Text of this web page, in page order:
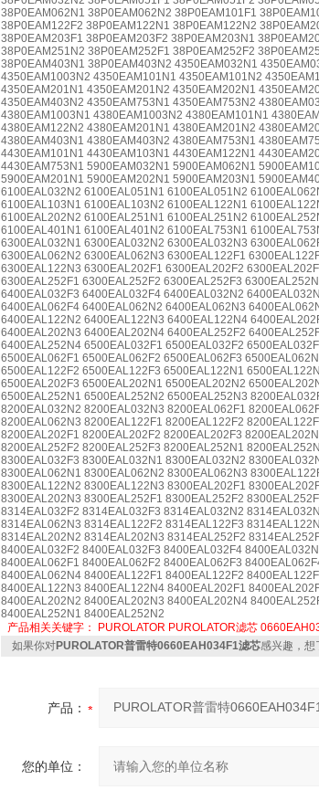
38P0EAM062N1 38P0EAM062N2 38P0EAM101F1
38P0EAM122F2 38P0EAM122N1 38P0EAM122N2
38P0EAM203F1 38P0EAM203F2 38P0EAM203N1
38P0EAM251N2 38P0EAM252F1 38P0EAM252F2
38P0EAM403N1 38P0EAM403N2 4350EAM032N1
4350EAM1003N2 4350EAM101N1 4350EAM101N2
4350EAM201N1 4350EAM201N2 4350EAM202N1
4350EAM403N2 4350EAM753N1 4350EAM753N2
4380EAM1003N1 4380EAM1003N2 4380EAM101N1
4380EAM122N2 4380EAM201N1 4380EAM201N2
4380EAM403N1 4380EAM403N2 4380EAM753N1
4430EAM101N1 4430EAM103N1 4430EAM122N1
4430EAM753N1 5900EAM032N1 5900EAM062N1
5900EAM201N1 5900EAM202N1 5900EAM203N1
6100EAL032N2 6100EAL051N1 6100EAL051N2
6100EAL103N1 6100EAL103N2 6100EAL122N1
6100EAL202N2 6100EAL251N1 6100EAL251N2
6100EAL401N1 6100EAL401N2 6100EAL753N1
6300EAL032N1 6300EAL032N2 6300EAL032N3
6300EAL062N2 6300EAL062N3 6300EAL122F1
6300EAL122N3 6300EAL202F1 6300EAL202F2
6300EAL252F1 6300EAL252F2 6300EAL252F3
6400EAL032F3 6400EAL032F4 6400EAL032N2
6400EAL062F4 6400EAL062N2 6400EAL062N3
6400EAL122N2 6400EAL122N3 6400EAL122N4
6400EAL202N3 6400EAL202N4 6400EAL252F2
6400EAL252N4 6500EAL032F1 6500EAL032F2
6500EAL062F1 6500EAL062F2 6500EAL062F3
6500EAL122F2 6500EAL122F3 6500EAL122N1
6500EAL202F3 6500EAL202N1 6500EAL202N2
6500EAL252N1 6500EAL252N2 6500EAL252N3
8200EAL032N2 8200EAL032N3 8200EAL062F1
8200EAL062N3 8200EAL122F1 8200EAL122F2
8200EAL202F1 8200EAL202F2 8200EAL202F3
8200EAL252F2 8200EAL252F3 8200EAL252N1
8300EAL032F3 8300EAL032N1 8300EAL032N2
8300EAL062N1 8300EAL062N2 8300EAL062N3
8300EAL122N2 8300EAL122N3 8300EAL202F1
8300EAL202N3 8300EAL252F1 8300EAL252F2
8314EAL032F2 8314EAL032F3 8314EAL032N2
8314EAL062N3 8314EAL122F2 8314EAL122F3
8314EAL202N2 8314EAL202N3 8314EAL252F2
8400EAL032F2 8400EAL032F3 8400EAL032F4
8400EAL062F1 8400EAL062F2 8400EAL062F3
8400EAL062N4 8400EAL122F1 8400EAL122F2
8400EAL122N3 8400EAL122N4 8400EAL202F1
8400EAL202N2 8400EAL202N3 8400EAL202N4
8400EAL252N1 8400EAL252N2
产品相关关键字：
PUROLATOR PUROLATOR滤芯
如果你对PUROLATOR普雷特0660EAH034F1滤芯感兴趣，想
产品：
您的单位：